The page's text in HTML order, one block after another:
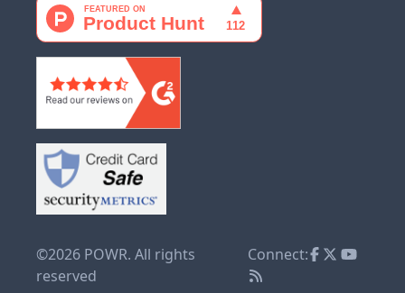
©2026 POWR. All rights
reserved
Connect: